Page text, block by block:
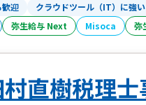
歓迎 クラウドツール（IT）に強い
弥生給与 Next Misoca 弥
直樹税理